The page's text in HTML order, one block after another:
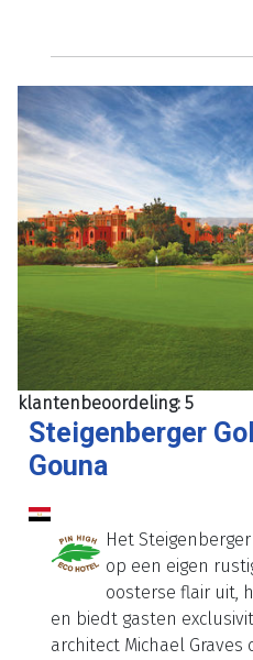
klantenbeoordeling: 5
Steigenberger
Gouna
Het
op een eigen
oosterse flair uit,
en biedt gasten
architect Michael